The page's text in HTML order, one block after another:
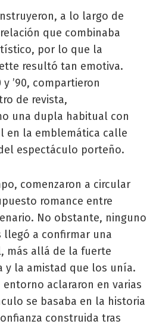
a lo largo de
que combinaba
por lo que la
resultó tan emotiva.
’90, compartieron
de revista,
una dupla habitual con
en la emblemática calle
espectáculo porteño.
comenzaron a circular
romance entre
No obstante, ninguno
a confirmar una
más allá de la fuerte
y la amistad que los unía.
aclararon en varias
se basaba en la historia
construida tras